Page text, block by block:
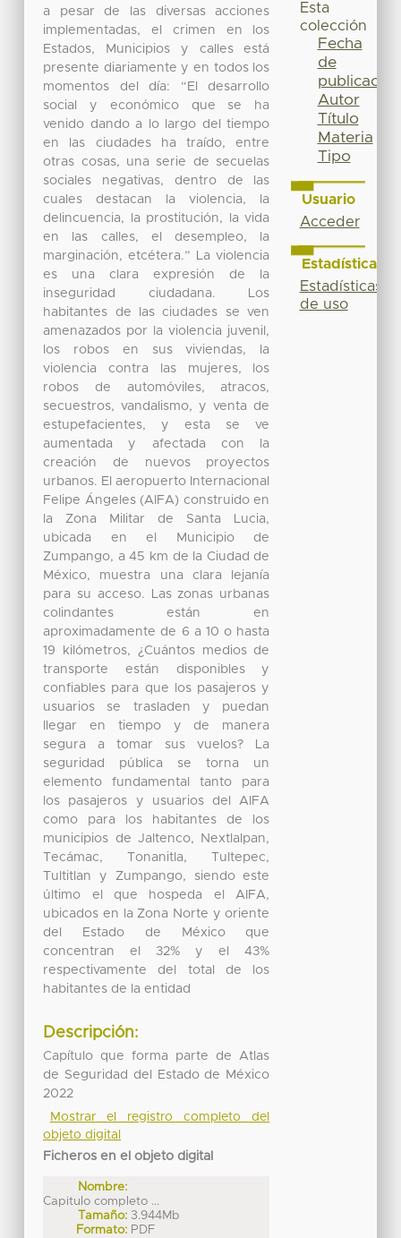
a pesar de las diversas acciones
implementadas, el crimen en los
Estados, Municipios y calles está
presente diariamente y en todos los
momentos del día: “El desarrollo
social y económico que se ha
venido dando a lo largo del tiempo
en las ciudades ha traído, entre
otras cosas, una serie de secuelas
sociales negativas, dentro de las
cuales destacan la violencia, la
delincuencia, la prostitución, la vida
en las calles, el desempleo, la
marginación, etcétera.” La violencia
es una clara expresión de la
inseguridad ciudadana. Los
habitantes de las ciudades se ven
amenazados por la violencia juvenil,
los robos en sus viviendas, la
violencia contra las mujeres, los
robos de automóviles, atracos,
secuestros, vandalismo, y venta de
estupefacientes, y esta se ve
aumentada y afectada con la
creación de nuevos proyectos
urbanos. El aeropuerto Internacional
Felipe Ángeles (AIFA) construido en
la Zona Militar de Santa Lucia,
ubicada en el Municipio de
Zumpango, a 45 km de la Ciudad de
México, muestra una clara lejanía
para su acceso. Las zonas urbanas
colindantes están en
aproximadamente de 6 a 10 o hasta
19 kilómetros, ¿Cuántos medios de
transporte están disponibles y
confiables para que los pasajeros y
usuarios se trasladen y puedan
llegar en tiempo y de manera
segura a tomar sus vuelos? La
seguridad pública se torna un
elemento fundamental tanto para
los pasajeros y usuarios del AIFA
como para los habitantes de los
municipios de Jaltenco, Nextlalpan,
Tecámac, Tonanitla, Tultepec,
Tultitlan y Zumpango, siendo este
último el que hospeda el AIFA,
ubicados en la Zona Norte y oriente
del Estado de México que
concentran el 32% y el 43%
respectivamente del total de los
habitantes de la entidad
Descripción:
Capítulo que forma parte de Atlas
de Seguridad del Estado de México
2022
Mostrar el registro completo del
objeto digital
Ficheros en el objeto digital
Nombre:
Capitulo completo ...
Tamaño: 3.944Mb
Formato: PDF
Esta
colección
Fecha
de
publicación
Autor
Título
Materia
Tipo
Usuario
Acceder
Estadísticas
Estadísticas
de uso